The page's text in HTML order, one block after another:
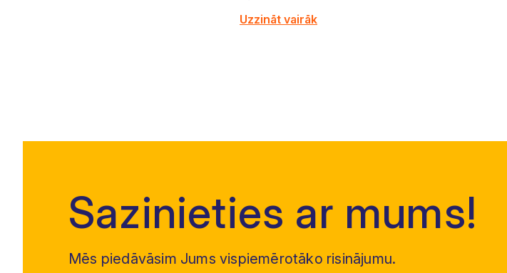
Uzzināt vairāk
Sazinieties ar mums!
Mēs piedāvāsim Jums vispiemērotāko risinājumu.